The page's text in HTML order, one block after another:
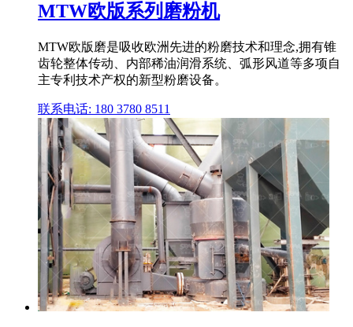
MTW欧版系列磨粉机
MTW欧版磨是吸收欧洲先进的粉磨技术和理念,拥有锥
齿轮整体传动、内部稀油润滑系统、弧形风道等多项自
主专利技术产权的新型粉磨设备。
联系电话: 180 3780 8511